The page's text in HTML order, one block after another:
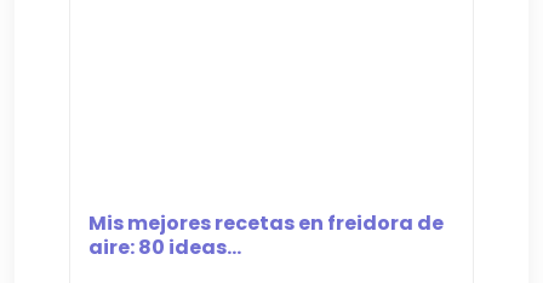
Mis mejores recetas en freidora de
aire: 80 ideas...